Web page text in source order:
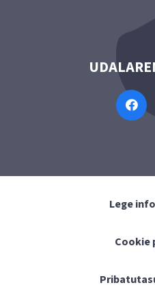
Lege
Cookie